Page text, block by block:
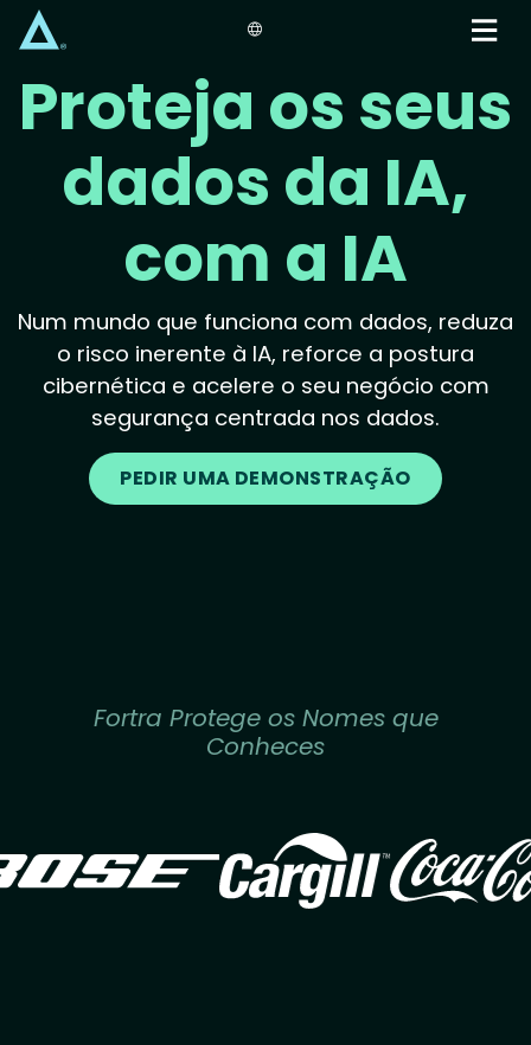
content
Proteja os seus
dados da IA,
com a IA
Num mundo que funciona com dados, reduza
o risco inerente à IA, reforce a postura
cibernética e acelere o seu negócio com
segurança centrada nos dados.
PEDIR UMA DEMONSTRAÇÃO
Fortra Protege os Nomes que
Conheces
Image